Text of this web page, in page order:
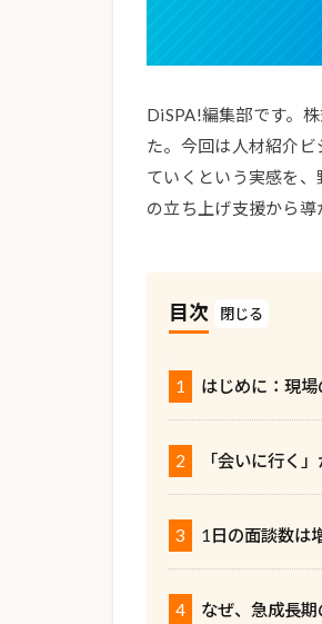
DiSPA!編集部です。
た。今回は人材紹介
ていくという実感を
の立ち上げ支援から導
目次
1 はじめに：現
2 「会いに行く
3 1日の面談数は
4 なぜ、急成長